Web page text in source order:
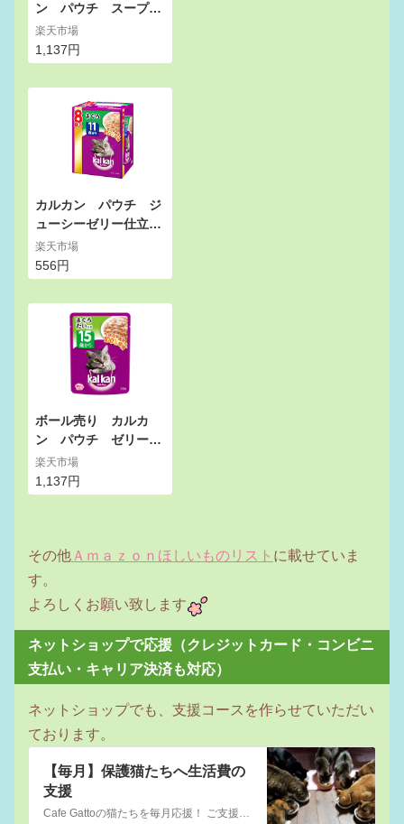
ン パウチ スープ仕
立て 15歳から まぐ
ろ 70g 1ボール16
袋入り キャットフー
ド カルカン 超高齢
猫用【HLS_DU】 関
東当日便
楽天市場
1,137円
カルカン パウチ ジ
ューシーゼリー仕立
て 11歳から まぐ
ろ 70g 8袋パッ
ク キャットフード
カルカン 超高齢猫
用 関東当日便
楽天市場
556円
ボール売り カルカ
ン パウチ ゼリー仕
立て 15歳から まぐ
ろとたい 70g 1ボ
ール16袋 キャットフ
楽天市場
1,137円
その他 Ａｍａｚｏｎほしいものリスト に載せていま
す。
よろしくお願い致します
ネットショップで応援（クレジットカード・コンビニ
支払い・キャリア決済も対応）
ネットショップでも、支援コースを作らせていただい
ております。
【毎月】保護猫たちへ生活費の
支援